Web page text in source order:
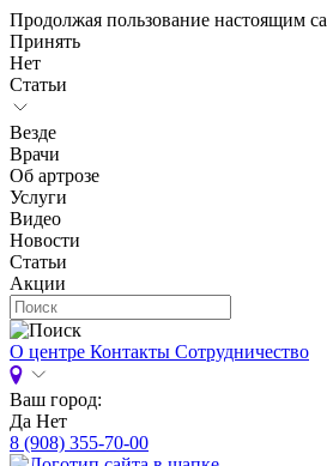
Продолжая пользование настоящим
Принять
Нет
Статьи
Везде
Врачи
Об артрозе
Услуги
Видео
Новости
Статьи
Акции
О центре Контакты Сотрудничество
Ваш город:
Да Нет
8 (908) 355-70-00